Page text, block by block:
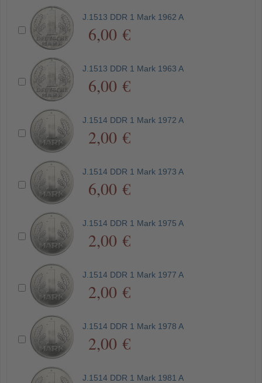
J.1513 DDR 1 Mark 1962 A
6,00 €
J.1513 DDR 1 Mark 1963 A
6,00 €
J.1514 DDR 1 Mark 1972 A
2,00 €
J.1514 DDR 1 Mark 1973 A
6,00 €
J.1514 DDR 1 Mark 1975 A
2,00 €
J.1514 DDR 1 Mark 1977 A
2,00 €
J.1514 DDR 1 Mark 1978 A
2,00 €
J.1514 DDR 1 Mark 1981 A